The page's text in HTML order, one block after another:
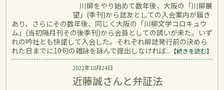
川柳をやり始めて数年後、大阪の「川柳展
望」(季刊)から誌友としての入会案内が届き
あり、さらにその数年後、同じく大阪の「川柳文学コロキュウ
ム」(当初隔月刊その後季刊)から会員としての誘いが来た。いず
れの吟社とも快諾して入会した。それぞれ柳誌発行前の決めら
れた日までに10句の雑詠を詠んで提出しなければ... 【続きを読む】
2022年10月24日
近藤誠さんと弁証法